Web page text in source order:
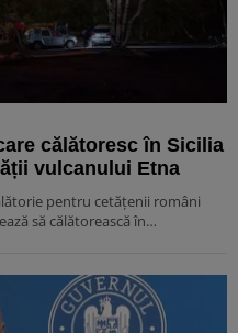
călătoresc în Sicilia
vulcanului Etna
pentru cetățenii români
să călătorească în…